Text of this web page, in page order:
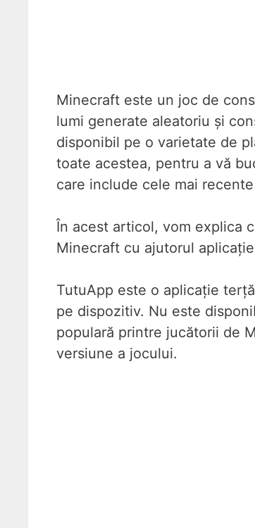
Minecraft este un joc de
lumi generate aleatoriu și
disponibil pe o varietate de
toate acestea, pentru a vă
care include cele mai
În acest articol, vom explica
Minecraft cu ajutorul
TutuApp este o aplicație
pe dispozitiv. Nu este
populară printre jucătorii de
versiune a jocului.